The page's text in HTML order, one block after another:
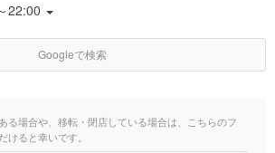
22:00
Googleで検索
る場合や、移転・閉店している場合は、こちらのフ
けると幸いです。